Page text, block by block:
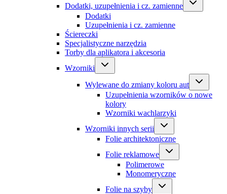
Dodatki, uzupełnienia i cz. zamienne
Dodatki
Uzupełnienia i cz. zamienne
Ściereczki
Specjalistyczne narzędzia
Torby dla aplikatora i akcesoria
Wzorniki
Wylewane do zmiany koloru aut
Uzupełnienia wzorników o nowe
kolory
Wzorniki wachlarzyki
Wzorniki innych serii
Folie architektoniczne
Folie reklamowe
Polimerowe
Monomeryczne
Folie na szyby